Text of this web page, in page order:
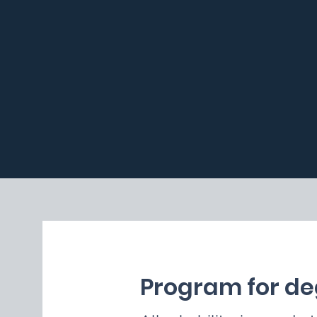
Program for